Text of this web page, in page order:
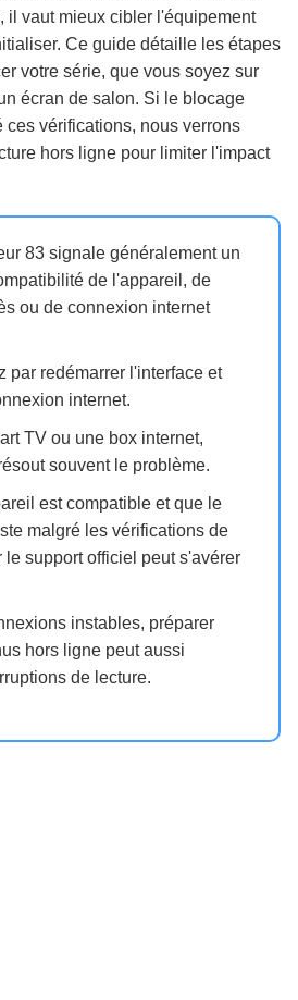
il vaut mieux cibler l'équipement
Ce guide détaille les étapes
votre série, que vous soyez sur
écran de salon. Si le blocage
ces vérifications, nous verrons
hors ligne pour limiter l'impact
83 signale généralement un
de l'appareil, de
ou de connexion internet
par redémarrer l'interface et
internet.
TV ou une box internet,
souvent le problème.
est compatible et que le
malgré les vérifications de
le support officiel peut s'avérer
instables, préparer
hors ligne peut aussi
de lecture.